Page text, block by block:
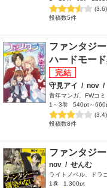
(3.6)
投稿数5件
ファンタジ
ハードモー
守見アイ / nov /
青年マンガ、FWコミ
1～3巻
540pt～
(3.4)
投稿数8件
ファンタジ
nov / せんむ
ライトノベル、ドラ
1巻
1,300pt